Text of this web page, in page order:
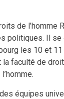
de l’homme
politiques. Il se
les 10 et
faculté de
équipes